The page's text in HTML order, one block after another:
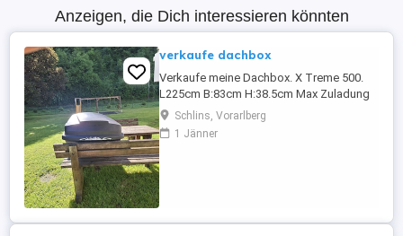
Anzeigen, die Dich interessieren könnten
verkaufe dachbox
Verkaufe meine Dachbox. X Treme 500.
L225cm B:83cm H:38.5cm Max Zuladung
50kg Eigengewicht 20kg.
Schlins, Vorarlberg
1 Jänner